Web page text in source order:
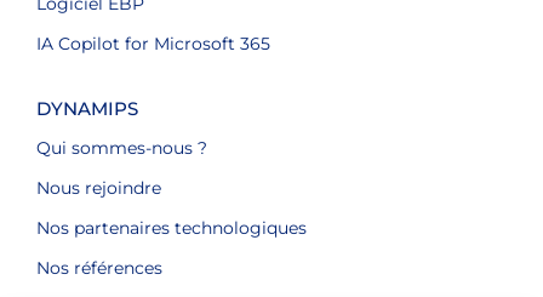
IA Copilot for Microsoft 365
DYNAMIPS
Qui sommes-nous ?
Nous rejoindre
Nos partenaires technologiques
Nos références